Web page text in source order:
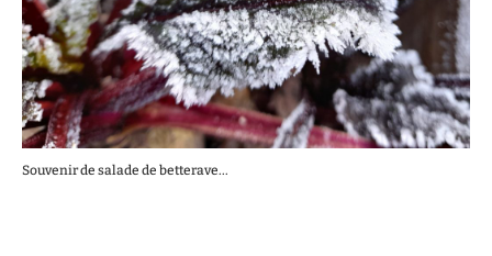
Souvenir de salade de betterave...